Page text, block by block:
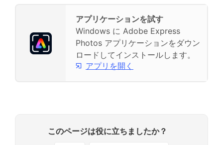
アプリケーションを試す
Windows に Adobe Express
Photos アプリケーションをダウン
ロードしてインストールします。
アプリを開く
このページは役に立ちましたか？